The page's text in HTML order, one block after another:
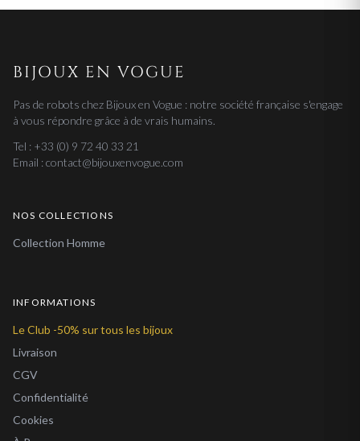
BIJOUX EN VOGUE
Pas de robots chez Bijoux en Vogue : notre société française s'engage
à vous répondre grâce à de vrais humains.
Tel : +33 (0) 9 72 40 33 21
Email : contact@bijouxenvogue.com
NOS COLLECTIONS
Collection Homme
INFORMATIONS
Le Club -50% sur tous les bijoux
Livraison
CGV
Confidentialité
Cookies